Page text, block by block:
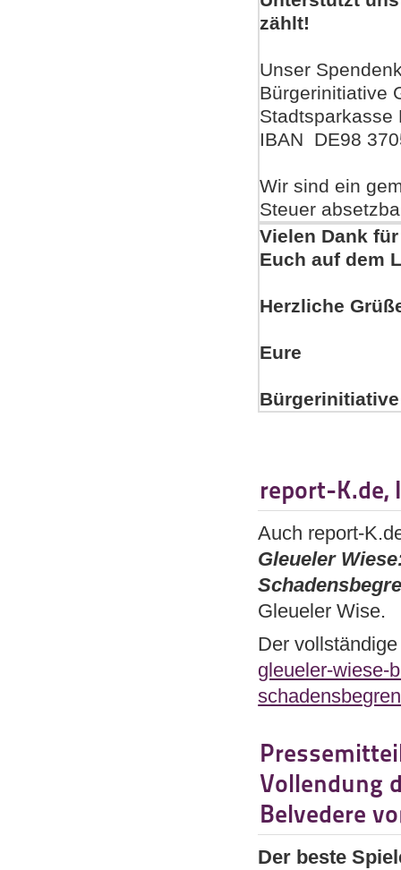
zählt!
Unser
Bürgerinitiative
Stadtsparkasse
IBAN DE98
Wir sind ein
Steuer
Vielen Dank
Euch auf dem
Herzliche
Eure
report-K.de,
Auch report-
Gleueler
Gleueler Wise.
Der
gleueler-wiese-
Vollendung
Belvedere
Der beste